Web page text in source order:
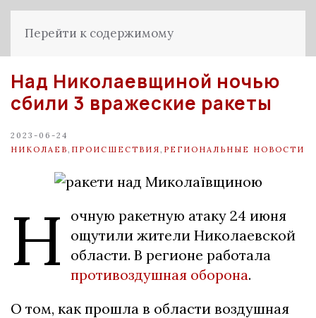
Перейти к содержимому
Над Николаевщиной ночью
сбили 3 вражеские ракеты
2023-06-24
НИКОЛАЕВ ПРОИСШЕСТВИЯ РЕГИОНАЛЬНЫЕ НОВОСТИ
Н
очную ракетную атаку 24 июня
ощутили жители Николаевской
области. В регионе работала
противоздушная оборона.
О том, как прошла в области воздушная